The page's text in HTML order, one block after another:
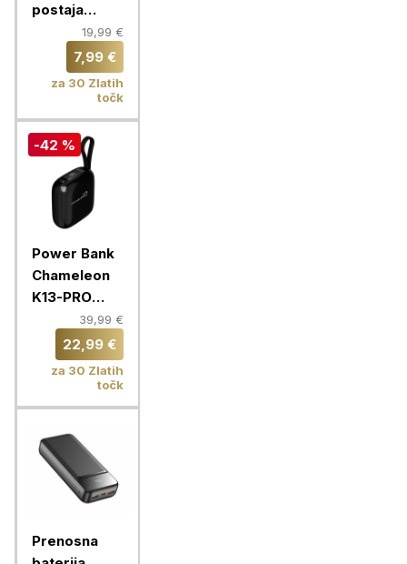
postaja
RIVACASE,
brezžični
polnilec
VA4915 BL3
QC Fast
19,99 €
7,99 €
za 30 Zlatih
točk
-42 %
Power Bank
Chameleon
K13-PRO
10000mAh
39,99 €
22,99 €
za 30 Zlatih
točk
Prenosna